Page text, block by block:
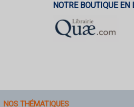
NOTRE BOUTIQUE EN
NOS THÉMATIQUES